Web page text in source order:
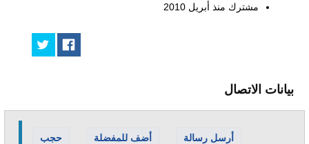
مشترك منذ أبريل 2010
بيانات الاتصال
حجب أضف للمفضلة أرسل رسالة